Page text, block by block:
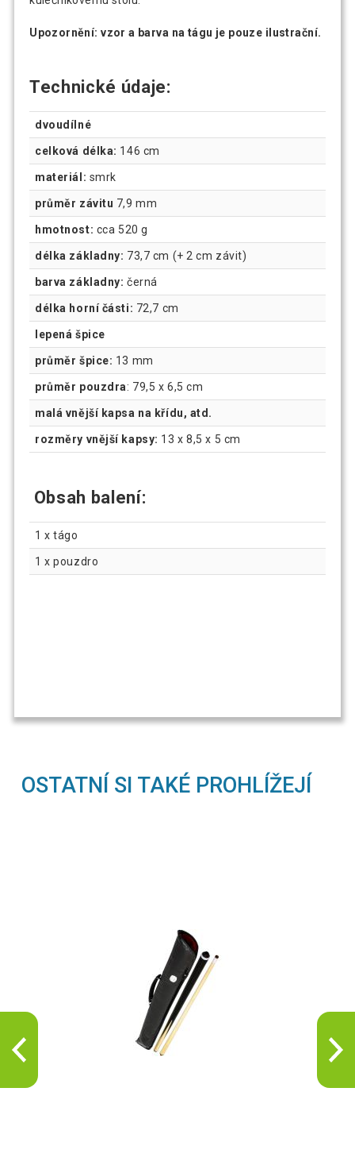
Upozornění: vzor a barva na tágu je pouze ilustrační.
Technické údaje:
dvoudílné
celková délka: 146 cm
materiál: smrk
průměr závitu 7,9 mm
hmotnost: cca 520 g
délka základny: 73,7 cm (+ 2 cm závit)
barva základny: černá
délka horní části: 72,7 cm
lepená špice
průměr špice: 13 mm
průměr pouzdra: 79,5 x 6,5 cm
malá vnější kapsa na křídu, atd.
rozměry vnější kapsy: 13 x 8,5 x 5 cm
Obsah balení:
1 x tágo
1 x pouzdro
OSTATNÍ SI TAKÉ PROHLÍŽEJÍ